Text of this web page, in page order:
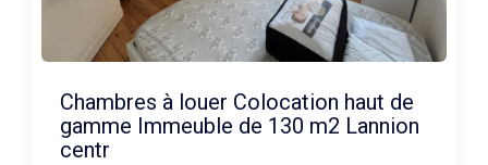
Chambres à louer Colocation haut de
gamme Immeuble de 130 m2 Lannion
centr